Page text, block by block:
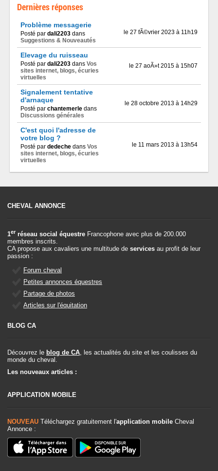
Dernières réponses
Problème messagerie
Posté par dali2203 dans
Suggestions & Nouveautés
le 27 fÃ©vrier 2023 à 11h19
Elevage du ruisseau
Posté par dali2203 dans Vos
sites internet, blogs, écuries
virtuelles
le 27 aoÃ»t 2015 à 15h07
Signalement tentative
d'arnaque
Posté par chantemerle dans
Discussions générales
le 28 octobre 2013 à 14h29
C'est quoi l'adresse de
votre blog ?
Posté par dedeche dans Vos
sites internet, blogs, écuries
virtuelles
le 11 mars 2013 à 13h54
CHEVAL ANNONCE
1er réseau social équestre Francophone avec plus de 200.000
membres inscrits.
CA propose aux cavaliers une multitude de services au profit de leur
passion :
Forum cheval
Petites annonces équestres
Partage de photos
Articles sur l'équitation
BLOG CA
Découvrez le blog de CA, les actualités du site et les coulisses du
monde du cheval.
Les nouveaux articles :
APPLICATION MOBILE
NOUVEAU Téléchargez gratuitement l'application mobile Cheval
Annonce :